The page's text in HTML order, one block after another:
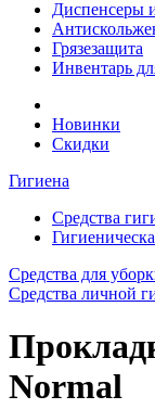
Диспенсеры
Грязезащита
Инвентарь
Новинки
Скидки
Гигиена
Средства
Средства для
Средства личной
Normal